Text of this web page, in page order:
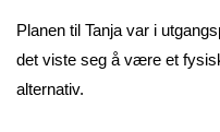
Planen til Tanja var i
det viste seg å være et
alternativ.